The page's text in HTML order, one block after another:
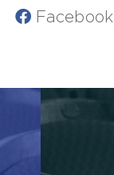
Facebook